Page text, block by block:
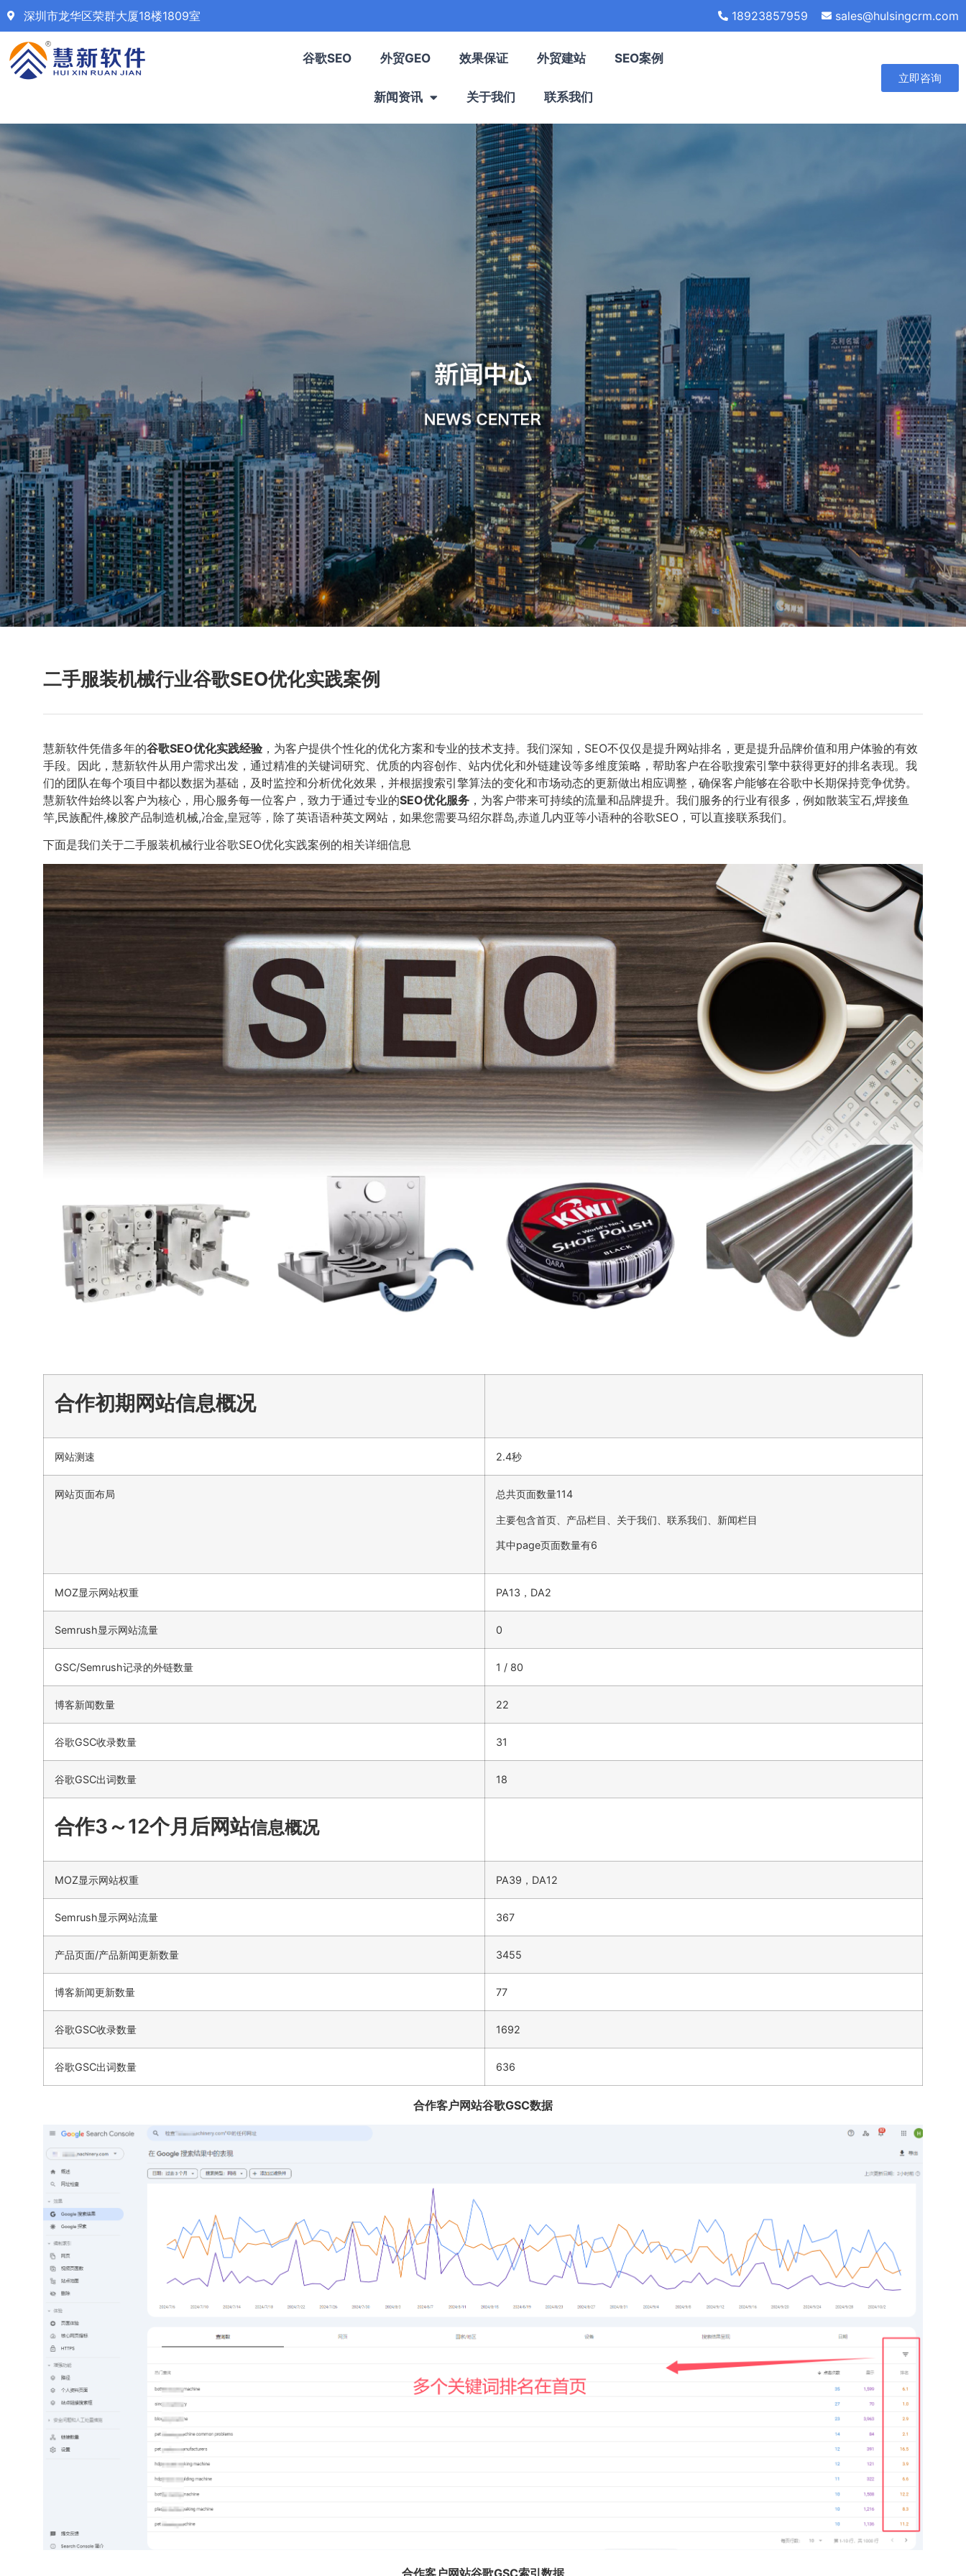
深圳市龙华区荣群大厦18楼1809室 18923857959 sales@hulsingcrm.com
谷歌SEO 外贸GEO 效果保证 外贸建站 SEO案例
新闻资讯 关于我们 联系我们
立即咨询
二手服装机械行业谷歌SEO优化实践案例
慧新软件凭借多年的谷歌SEO优化实践经验 ，为客户提供个性化的优化方案和专业的技术支持。我们深知，SEO不仅仅是提升网站排名，更是提升品牌价值和用户体验的有效
手段。因此，慧新软件从用户需求出发，通过精准的关键词研究、优质的内容创作、站内优化和外链建设等多维度策略，帮助客户在谷歌搜索引擎中获得更好的排名表现。我
们的团队在每个项目中都以数据为基础，及时监控和分析优化效果，并根据搜索引擎算法的变化和市场动态的更新做出相应调整，确保客户能够在谷歌中长期保持竞争优势。
慧新软件始终以客户为核心，用心服务每一位客户，致力于通过专业的SEO优化服务 ，为客户带来可持续的流量和品牌提升。我们服务的行业有很多，例如散装宝石,焊接鱼
竿,民族配件,橡胶产品制造机械,冶金,皇冠等，除了英语语种英文网站，如果您需要马绍尔群岛,赤道几内亚等小语种的谷歌SEO，可以直接联系我们。
下面是我们关于二手服装机械行业谷歌SEO优化实践案例的相关详细信息
合作初期网站信息概况
网站测速 2.4秒
网站页面布局 总共页面数量114
主要包含首页、产品栏目、关于我们、联系我们、新闻栏目
其中page页面数量有6
MOZ显示网站权重 PA13，DA2
Semrush显示网站流量 0
GSC/Semrush记录的外链数量 1 / 80
博客新闻数量 22
谷歌GSC收录数量 31
谷歌GSC出词数量 18
合作3～12个月后网站信息概况
MOZ显示网站权重 PA39，DA12
Semrush显示网站流量 367
产品页面/产品新闻更新数量 3455
博客新闻更新数量 77
谷歌GSC收录数量 1692
谷歌GSC出词数量 636
合作客户网站谷歌GSC数据